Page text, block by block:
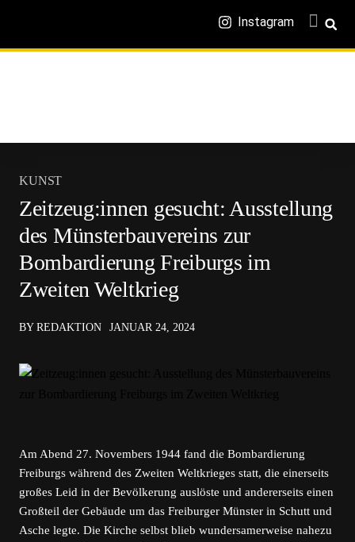
Instagram
KUNST
Zeitzeug:innen gesucht: Ausstellung
des Münsterbauvereins zur
Bombardierung Freiburgs im
Zweiten Weltkrieg
BY REDAKTION JANUAR 24, 2024
Am Abend 27. Novembers 1944 fand die Bombardierung
Freiburgs während des Zweiten Weltkrieges statt, die einerseits
großes Leid in der Bevölkerung auslöste und andererseits einen
Großteil der Gebäude um das Freiburger Münster in Schutt und
Asche legte. Die Kirche selbst blieb wundersamerweise nahezu